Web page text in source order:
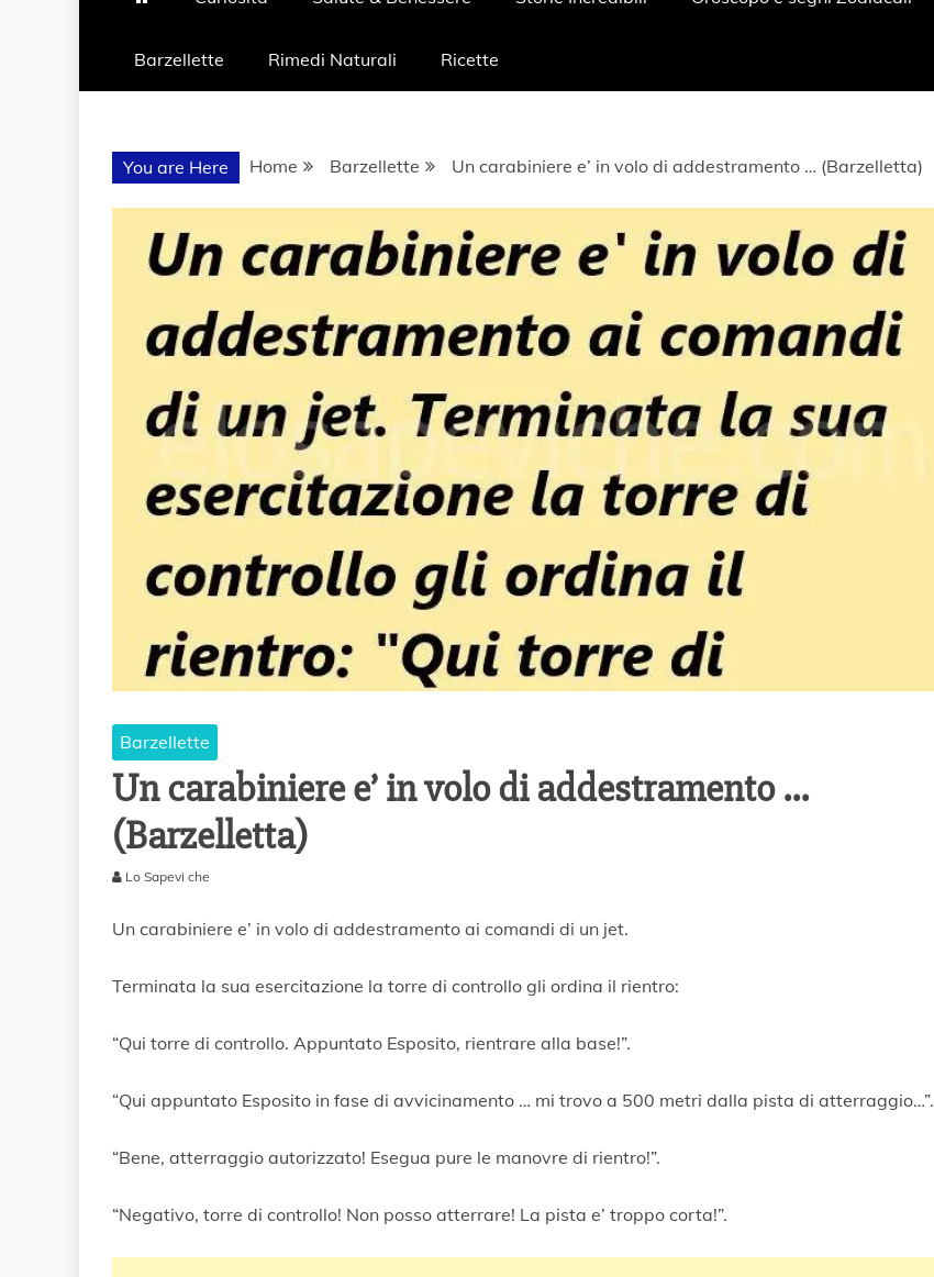
Barzellette Rimedi Naturali Ricette
You are Here Home Barzellette Un carabiniere e’ in volo di addestramento … (Barzelletta)
Barzellette
Un carabiniere e’ in volo di addestramento …
(Barzelletta)
0
b
o
Lo Sapevi che
Un carabiniere e’ in volo di addestramento ai comandi di un jet.
Terminata la sua esercitazione la torre di controllo gli ordina il rientro:
“Qui torre di controllo. Appuntato Esposito, rientrare alla base!”.
“Qui appuntato Esposito in fase di avvicinamento … mi trovo a 500 metri dalla pista di atterraggio…”.
“Bene, atterraggio autorizzato! Esegua pure le manovre di rientro!”.
“Negativo, torre di controllo! Non posso atterrare! La pista e’ troppo corta!”.